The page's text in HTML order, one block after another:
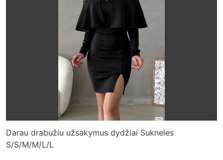
Darau drabužiu užsakymus dydžiai Sukneles
S/S/M/M/L/L